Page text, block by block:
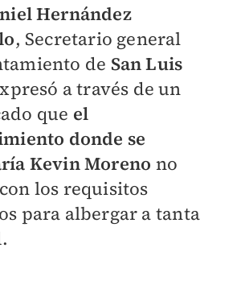
Hernández
, Secretario general
de San Luis
a través de un
que el
donde se
Kevin Moreno no
los requisitos
para albergar a tanta